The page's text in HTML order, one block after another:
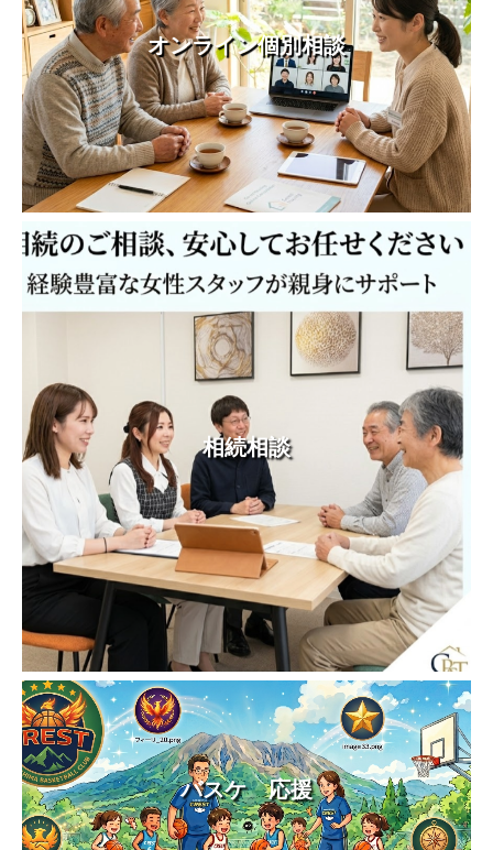
オンライン個別相談
相続相談
バスケ 応援